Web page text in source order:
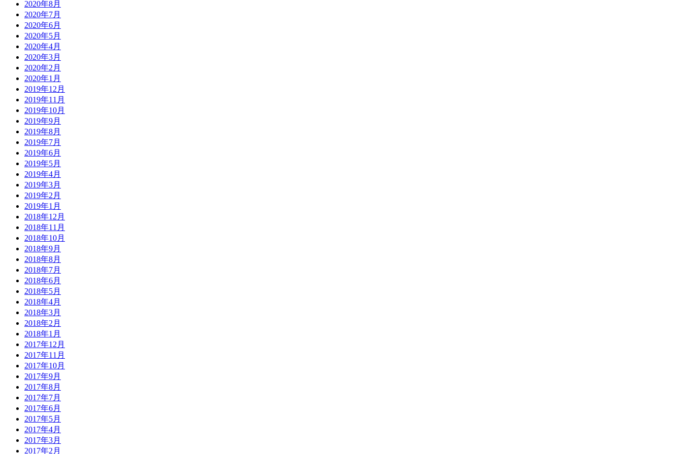
2020年8月
2020年7月
2020年6月
2020年5月
2020年4月
2020年3月
2020年2月
2020年1月
2019年12月
2019年11月
2019年10月
2019年9月
2019年8月
2019年7月
2019年6月
2019年5月
2019年4月
2019年3月
2019年2月
2019年1月
2018年12月
2018年11月
2018年10月
2018年9月
2018年8月
2018年7月
2018年6月
2018年5月
2018年4月
2018年3月
2018年2月
2018年1月
2017年12月
2017年11月
2017年10月
2017年9月
2017年8月
2017年7月
2017年6月
2017年5月
2017年4月
2017年3月
2017年2月